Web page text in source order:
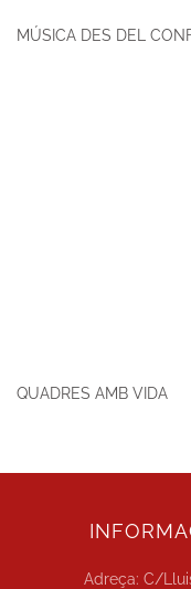
MÚSICA DES DEL
QUADRES AMB VIDA
Adreça: C/